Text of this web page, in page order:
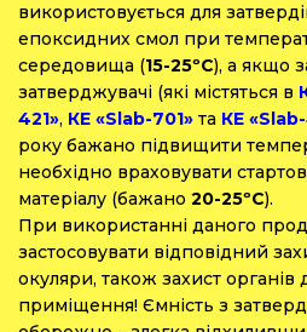
використовується для
епоксидних смол при
середовища (15-25ºС), а якщо
затверджувачі (які містяться в
421», КЕ «Slab-701» та КЕ
року бажано підвищити
необхідно враховувати
матеріалу (бажано 20-25ºС).
При використанні даного
застосовувати відповідний
окуляри, також захист
приміщення! Ємність з